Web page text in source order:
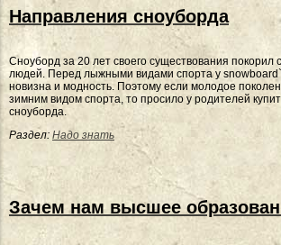
Направления сноуборда
Сноуборд за 20 лет своего существования
людей. Перед лыжными видами спорта у
новизна и модность. Поэтому если молодое
зимним видом спорта, то просило у родителей
сноуборда.
Раздел: Надо знать
Зачем нам высшее